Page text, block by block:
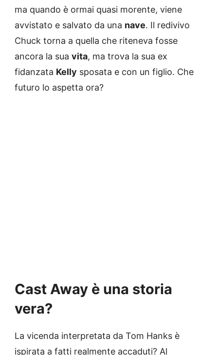
ma quando è ormai quasi morente, viene
avvistato e salvato da una nave. Il redivivo
Chuck torna a quella che riteneva fosse
ancora la sua vita, ma trova la sua ex
fidanzata Kelly sposata e con un figlio. Che
futuro lo aspetta ora?
Cast Away è una storia
vera?
La vicenda interpretata da Tom Hanks è
ispirata a fatti realmente accaduti? Al